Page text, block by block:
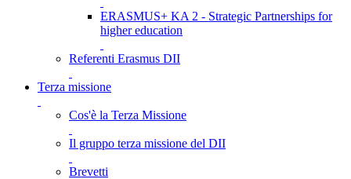
ERASMUS+ KA 2 - Strategic Partnerships for
higher education
Referenti Erasmus DII
Terza missione
Cos'è la Terza Missione
Il gruppo terza missione del DII
Brevetti